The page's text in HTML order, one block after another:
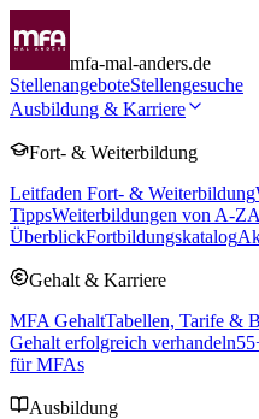
mfa-mal-anders.de
StellenangeboteStellengesuche
Ausbildung & Karriere
Fort- & Weiterbildung
Leitfaden Fort- & Weiterbildung
TippsWeiterbildungen von A-Z
ÜberblickFortbildungskatalog
Gehalt & Karriere
MFA GehaltTabellen, Tarife &
Gehalt erfolgreich verhandeln55
für MFAs
Ausbildung